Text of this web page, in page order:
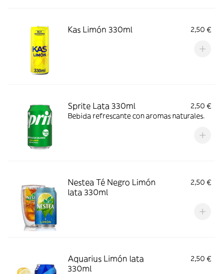
Kas Limón 330ml 2,50 €
Sprite Lata 330ml
2,50 €
Bebida refrescante con aromas naturales.
Nestea Té Negro Limón
lata 330ml
2,50 €
Aquarius Limón lata
330ml
2,50 €